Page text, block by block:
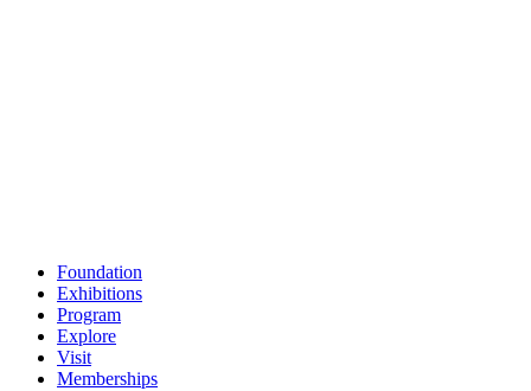
Foundation
Exhibitions
Program
Explore
Visit
Memberships